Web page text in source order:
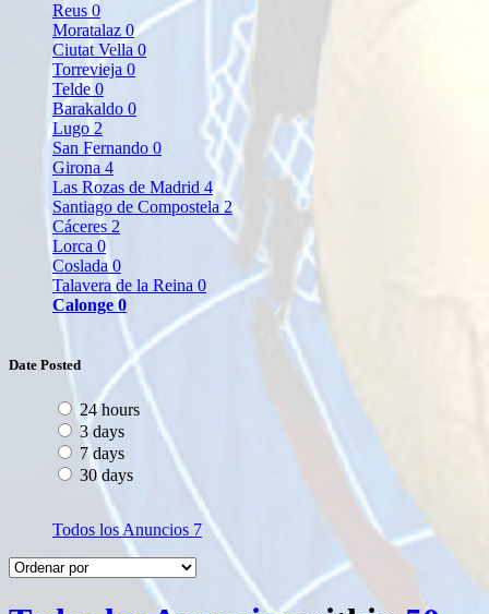
Reus 0
Moratalaz 0
Ciutat Vella 0
Torrevieja 0
Telde 0
Barakaldo 0
Lugo 2
San Fernando 0
Girona 4
Las Rozas de Madrid 4
Santiago de Compostela2
Cáceres 2
Lorca 0
Coslada 0
Talavera de la Reina 0
Calonge 0
Date Posted
24 hours
3 days
7 days
30 days
Todos los Anuncios 7